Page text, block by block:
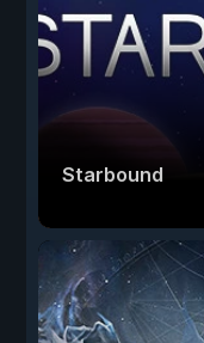
Starbound